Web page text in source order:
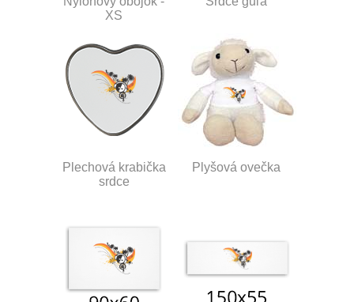
XS
Plechová krabička
srdce
Plyšová ovečka